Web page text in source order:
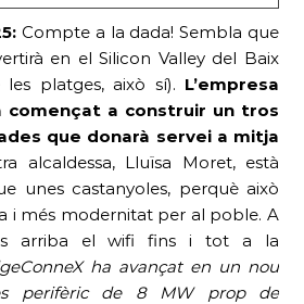
Compte a la dada! Sembla que
en el Silicon Valley del Baix
les platges, això sí). L’empresa
començat a construir un tros
que donarà servei a mitja
alcaldessa, Lluïsa Moret, està
unes castanyoles, perquè això
i més modernitat per al poble. A
arriba el wifi fins i tot a la
ha avançat en un nou
perifèric de 8 MW prop de